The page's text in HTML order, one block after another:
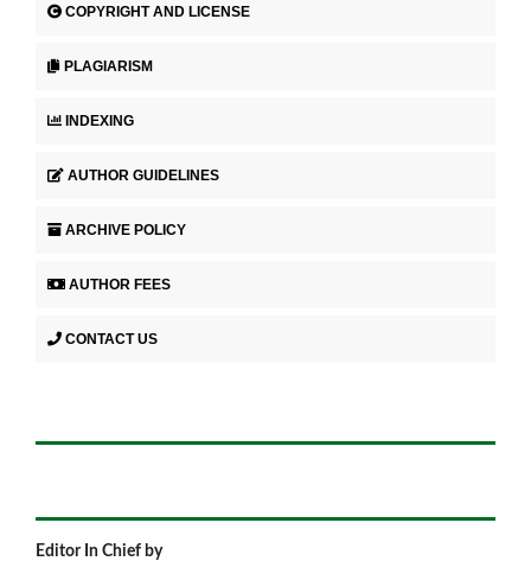
COPYRIGHT AND LICENSE
PLAGIARISM
INDEXING
AUTHOR GUIDELINES
ARCHIVE POLICY
AUTHOR FEES
CONTACT US
Editor In Chief by